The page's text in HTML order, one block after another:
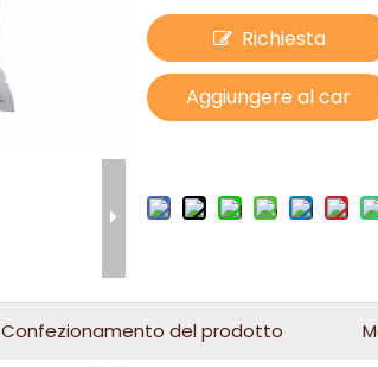
Richiesta
Aggiungere al car
Confezionamento del prodotto